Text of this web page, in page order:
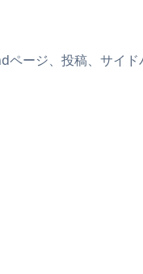
ージ、投稿、サイド